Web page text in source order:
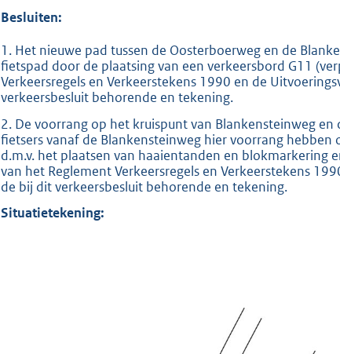
Besluiten:
1. Het nieuwe pad tussen de Oosterboerweg en de
fietspad door de plaatsing van een verkeersbord G11
Verkeersregels en Verkeerstekens 1990 en de
verkeersbesluit behorende en tekening.
2. De voorrang op het kruispunt van Blankensteinweg
fietsers vanaf de Blankensteinweg hier voorrang
d.m.v. het plaatsen van haaientanden en blokmarkering
van het Reglement Verkeersregels en Verkeerstekens
de bij dit verkeersbesluit behorende en tekening.
Situatietekening: